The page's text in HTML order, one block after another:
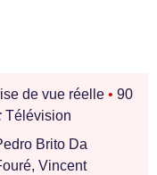
de vue réelle • 90
Télévision
Brito Da
Vincent